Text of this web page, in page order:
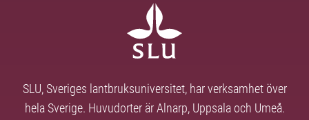
SLU, Sveriges lantbruksuniversitet, har verksamhet över
hela Sverige. Huvudorter är Alnarp, Uppsala och Umeå.